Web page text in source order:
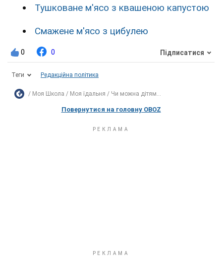
Тушковане м'ясо з квашеною капустою
Смажене м'ясо з цибулею
0 0 Підписатися
Теги Редакційна політика
Моя Школа Моя їдальня Чи можна дітям...
Повернутися на головну OBOZ